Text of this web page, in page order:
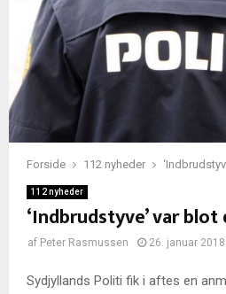
Forside 112 nyheder
112 nyheder
‘Indbrudstyve’ var
af Peter Rasmussen 26. januar 2018
Sydjyllands Politi fik i aftes en